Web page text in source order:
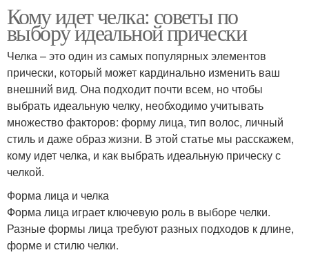
Кому идет челка: советы по
выбору идеальной прически
Челка – это один из самых популярных элементов
прически, который может кардинально изменить ваш
внешний вид. Она подходит почти всем, но чтобы
выбрать идеальную челку, необходимо учитывать
множество факторов: форму лица, тип волос, личный
стиль и даже образ жизни. В этой статье мы расскажем,
кому идет челка, и как выбрать идеальную прическу с
челкой.
Форма лица и челка
Форма лица играет ключевую роль в выборе челки.
Разные формы лица требуют разных подходов к длине,
форме и стилю челки.